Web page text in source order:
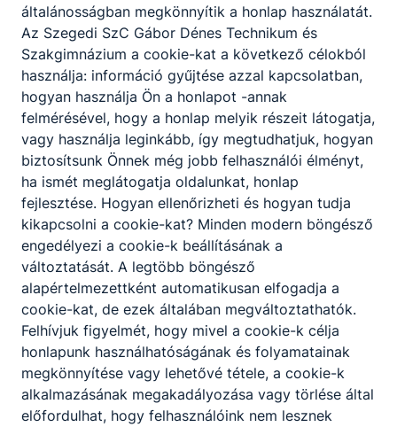
általánosságban megkönnyítik a honlap használatát.
Az Szegedi SzC Gábor Dénes Technikum és
Szakgimnázium a cookie-kat a következő célokból
használja: információ gyűjtése azzal kapcsolatban,
hogyan használja Ön a honlapot -annak
felmérésével, hogy a honlap melyik részeit látogatja,
vagy használja leginkább, így megtudhatjuk, hogyan
biztosítsunk Önnek még jobb felhasználói élményt,
ha ismét meglátogatja oldalunkat, honlap
fejlesztése. Hogyan ellenőrizheti és hogyan tudja
kikapcsolni a cookie-kat? Minden modern böngésző
engedélyezi a cookie-k beállításának a
változtatását. A legtöbb böngésző
alapértelmezettként automatikusan elfogadja a
cookie-kat, de ezek általában megváltoztathatók.
Felhívjuk figyelmét, hogy mivel a cookie-k célja
honlapunk használhatóságának és folyamatainak
megkönnyítése vagy lehetővé tétele, a cookie-k
alkalmazásának megakadályozása vagy törlése által
előfordulhat, hogy felhasználóink nem lesznek